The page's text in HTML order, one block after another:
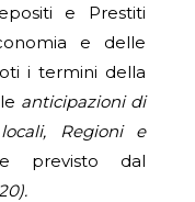
e Prestiti
e delle
i termini della
anticipazioni di
Regioni e
previsto dal